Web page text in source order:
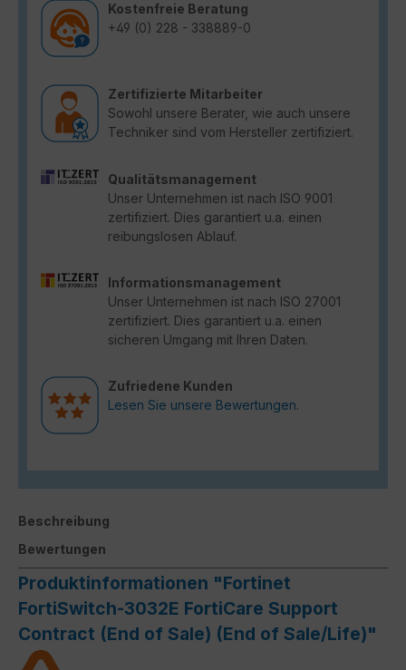
Kostenfreie Beratung
+49 (0) 228 - 338889-0
Zertifizierte Mitarbeiter
Sowohl unsere Berater, wie auch unsere
Techniker sind vom Hersteller zertifiziert.
Qualitätsmanagement
Unser Unternehmen ist nach ISO 9001
zertifiziert. Dies garantiert u.a. einen
reibungslosen Ablauf.
Informationsmanagement
Unser Unternehmen ist nach ISO 27001
zertifiziert. Dies garantiert u.a. einen
sicheren Umgang mit Ihren Daten.
Zufriedene Kunden
Lesen Sie unsere Bewertungen.
Beschreibung
Bewertungen
Produktinformationen "Fortinet
FortiSwitch-3032E FortiCare Support
Contract (End of Sale) (End of Sale/Life)"